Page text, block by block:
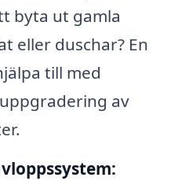
byta ut gamla
eller duschar? En
till med
av